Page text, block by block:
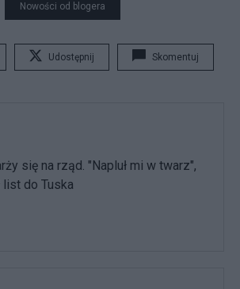
Nowości od blogera
Udostępnij Skomentuj
się na rząd. "Napluł mi w twarz",
list do Tuska